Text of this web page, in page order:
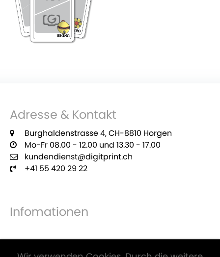
Adresse & Kontakt
Burghaldenstrasse 4, CH-8810 Horgen
Mo-Fr 08.00 - 12.00 und 13.30 - 17.00
kundendienst@digitprint.ch
+41 55 420 29 22
Infomationen